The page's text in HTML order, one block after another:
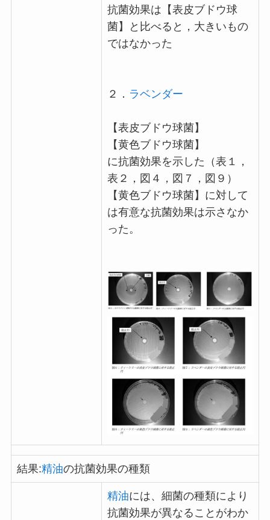
抗菌効果は【表皮ブドウ球
菌】と比べると，大きいもの
ではなかった
２． ラベンダー
【表皮ブドウ球菌】
【黄色ブドウ球菌】
に抗菌効果を示した（表１，
表２，図４，図７，図９）
【黄色ブドウ球菌】に対して
は有意な抗菌効果は示さなか
った。
結果:精油の抗菌効果の種類
精油には、細菌の種類により
抗菌効果が異なることがわか